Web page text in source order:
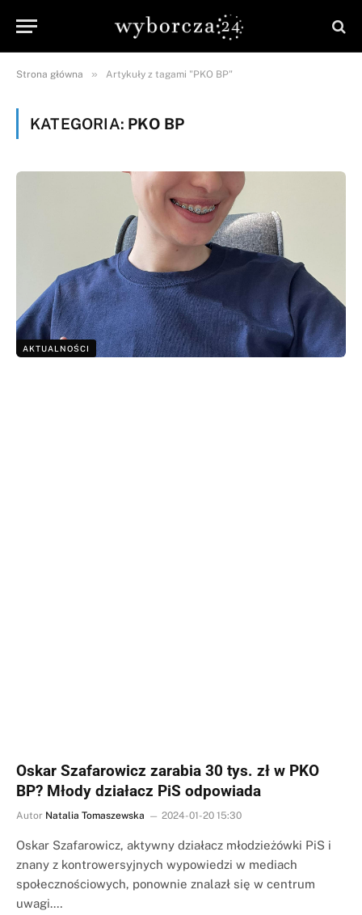
Strona główna » Artykuły z tagami "PKO BP"
KATEGORIA: PKO BP
AKTUALNOŚCI
Oskar Szafarowicz zarabia 30 tys. zł w PKO
BP? Młody działacz PiS odpowiada
Autor Natalia Tomaszewska 2024-01-20 15:30
Oskar Szafarowicz, aktywny działacz młodzieżówki PiS i
znany z kontrowersyjnych wypowiedzi w mediach
społecznościowych, ponownie znalazł się w centrum
uwagi.…